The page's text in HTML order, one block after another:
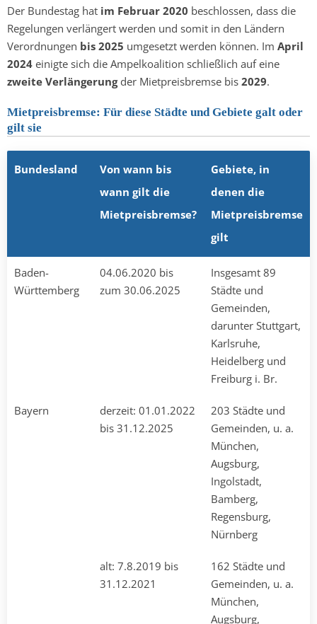
Der Bundestag hat im Februar 2020 beschlossen, dass die
Regelungen verlängert werden und somit in den Ländern
Verordnungen bis 2025 umgesetzt werden können. Im April
2024 einigte sich die Ampelkoalition schließlich auf eine
zweite Verlängerungder Mietpreisbremse bis 2029.
Mietpreisbremse: Für diese Städte und Gebiete galt oder
gilt sie
Bundesland
Von wann bis
wann gilt die
Mietpreisbremse?
Gebiete, in
denen die
Mietpreisbremse
gilt
Baden-
Württemberg
04.06.2020 bis
zum 30.06.2025
Insgesamt 89
Städte und
Gemeinden,
darunter Stuttgart,
Karlsruhe,
Heidelberg und
Freiburg i. Br.
Bayern
derzeit: 01.01.2022
bis 31.12.2025
203 Städte und
Gemeinden, u. a.
München,
Augsburg,
Ingolstadt,
Bamberg,
Regensburg,
Nürnberg
alt: 7.8.2019 bis
31.12.2021
162 Städte und
Gemeinden, u. a.
München,
Augsburg,